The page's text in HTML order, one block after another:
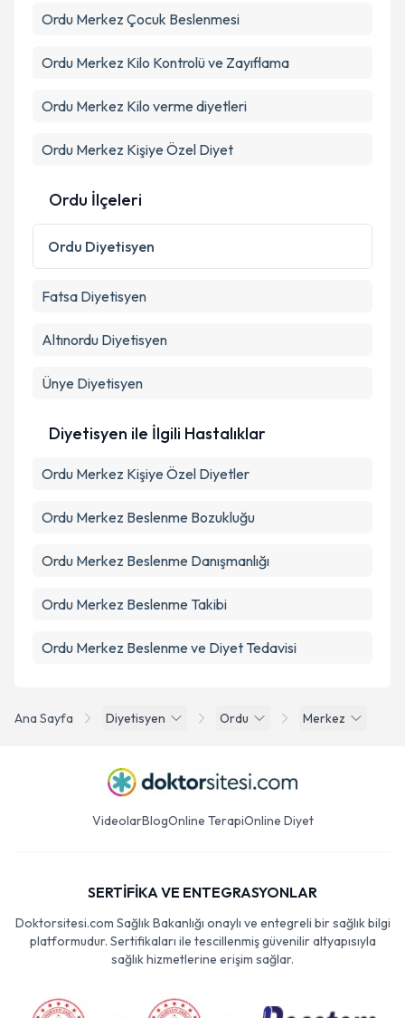
Kişisel verilerimin işlenmesine ilişkin
Takvim Talebini Gönder
Ana Sayfa Diyetisyen Ordu Merkez
Ordu Merkez Çocuk Beslenmesi
Ordu Merkez Kilo Kontrolü ve Zayıflama
Ordu Merkez Kilo verme diyetleri
Ordu Merkez Kişiye Özel Diyet
Ordu İlçeleri
Ordu Diyetisyen
Fatsa Diyetisyen
Altınordu Diyetisyen
Ünye Diyetisyen
Diyetisyen ile İlgili Hastalıklar
Ordu Merkez Kişiye Özel Diyetler
Ordu Merkez Beslenme Bozukluğu
Ordu Merkez Beslenme Danışmanlığı
Ordu Merkez Beslenme Takibi
Ordu Merkez Beslenme ve Diyet Tedavisi
VideolarBlogOnline TerapiOnline Diyet
SERTİFİKA VE ENTEGRASYONLAR
Doktorsitesi.com Sağlık Bakanlığı onaylı ve entegreli bir sağlık bilgi
platformudur. Sertifikaları ile tescillenmiş güvenilir altyapısıyla
sağlık hizmetlerine erişim sağlar.